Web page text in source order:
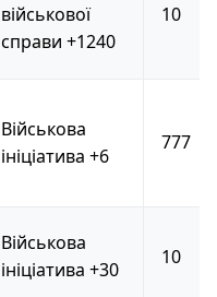
військової
справи +1240
10
Військова
ініціатива +6
777
Військова
ініціатива +30
10